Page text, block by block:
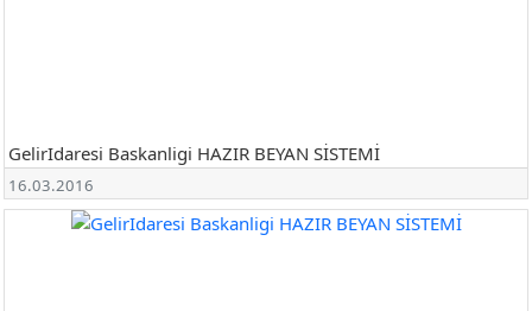
GelirIdaresi Baskanligi HAZIR BEYAN SİSTEMİ
16.03.2016